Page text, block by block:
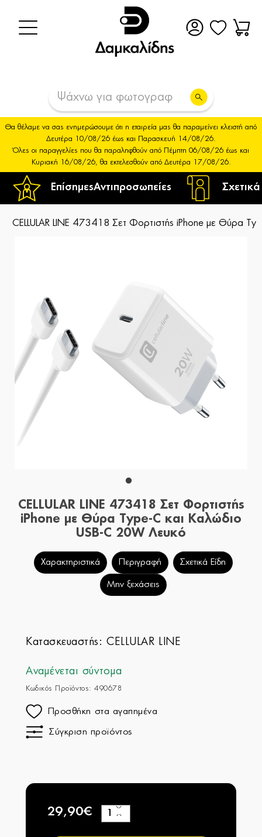
ΕπίσημεςΑντιπροσωπείες
Θα θέλαμε να σας ενημερώσουμε ότι η εταιρεία μας θα παραμείνει κλειστή από
Δευτέρα 10/08/26 έως και Παρασκευή 14/08/26.
Όλες οι παραγγελίες που θα παραληφθούν από Πέμπτη 06/08/26 έως και
Κυριακή 16/08/26, θα εκτελεσθούν από Δευτέρα 17/08/26.
CELLULAR LINE 473418 Σετ Φορτιστής iPhone με Θύρα
CELLULAR LINE 473418 Σετ Φορτιστής
iPhone με Θύρα Type-C και Καλώδιο
USB-C 20W Λευκό
Χαρακτηριστικά Περιγραφή Σχετικά Είδη
Μην ξεχάσεις
Κατασκευαστής:CELLULAR LINE
Αναμένεται σύντομα
Κωδικός Προϊόντος: 490678
Προσθήκη στα αγαπημένα
Σύγκριση προϊόντος
29,90€
−
+